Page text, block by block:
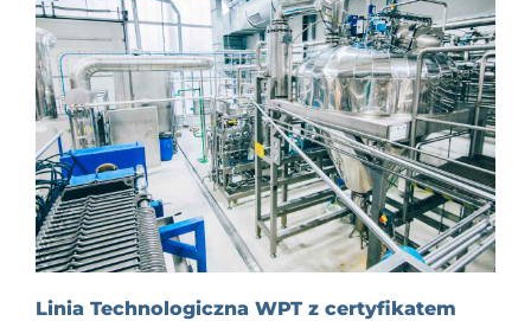
Linia Technologiczna WPT z certyfikatem